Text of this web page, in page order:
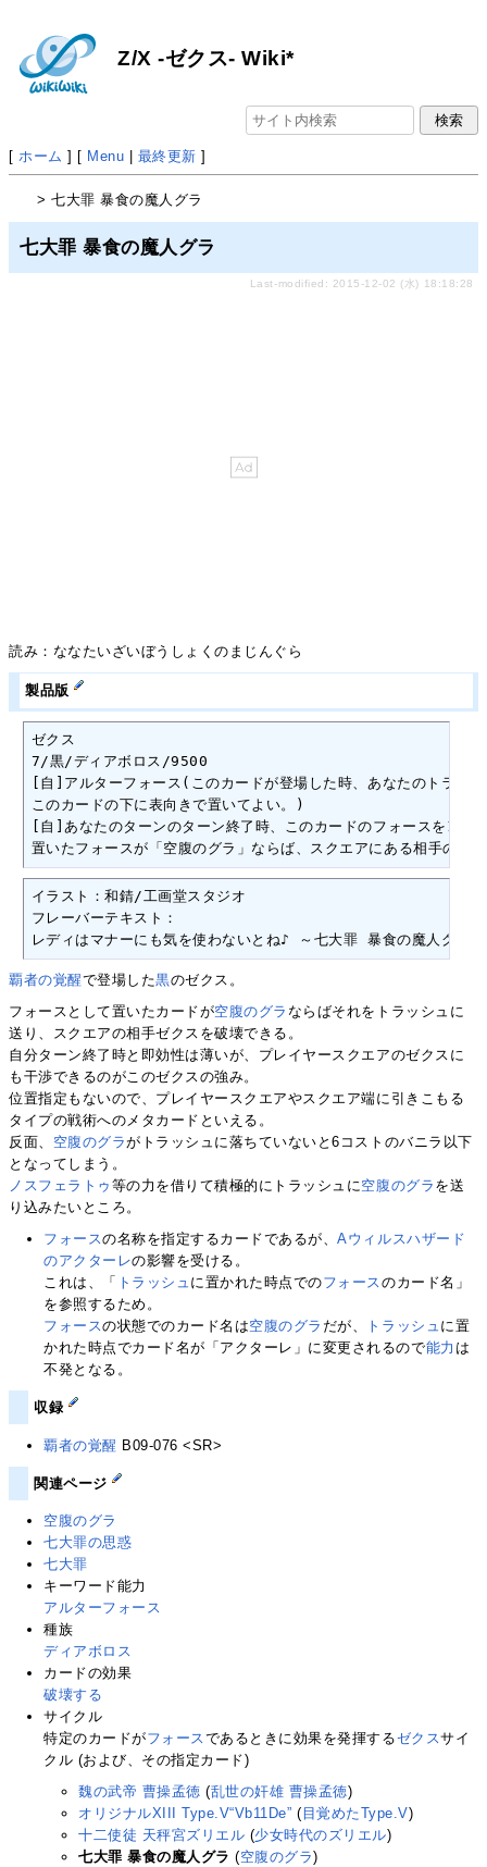
Z/X -ゼクス- Wiki*
[ ホーム ] [ Menu | 最終更新 ]
> 七大罪 暴食の魔人グラ
七大罪 暴食の魔人グラ
Last-modified: 2015-12-02 (水) 18:18:28
読み：ななたいざいぼうしょくのまじんぐら
製品版
ゼクス
7/黒/ディアボロス/9500
[自]アルターフォース(このカードが登場した時、あなたのトラッ
このカードの下に表向きで置いてよい。)
[自]あなたのターンのターン終了時、このカードのフォースを1枚
置いたフォースが「空腹のグラ」ならば、スクエアにある相手のゼ
イラスト：和錆/工画堂スタジオ
フレーバーテキスト：
レディはマナーにも気を使わないとね♪ ～七大罪 暴食の魔人グラ～
覇者の覚醒で登場した黒のゼクス。
フォースとして置いたカードが空腹のグラ ならばそれをトラッシュに
送り、スクエアの相手ゼクスを破壊できる。
自分ターン終了時と即効性は薄いが、プレイヤースクエアのゼクスに
も干渉できるのがこのゼクスの強み。
位置指定もないので、プレイヤースクエアやスクエア端に引きこもる
タイプの戦術へのメタカードといえる。
反面、 空腹のグラがトラッシュに落ちていないと6コストのバニラ以下
となってしまう。
ノスフェラトゥ 等の力を借りて積極的にトラッシュに空腹のグラ を送
り込みたいところ。
フォースの名称を指定するカードであるが、Aウィルスハザード
のアクターレの影響を受ける。
これは、「 トラッシュ に置かれた時点でのフォースのカード名」
を参照するため。
フォースの状態でのカード名は空腹のグラ だが、 トラッシュ に置
かれた時点でカード名が「アクターレ」に変更されるので能力 は
不発となる。
収録
覇者の覚醒 B09-076 <SR>
関連ページ
空腹のグラ
七大罪の思惑
七大罪
キーワード能力
アルターフォース
種族
ディアボロス
カードの効果
破壊する
サイクル
特定のカードがフォースであるときに効果を発揮するゼクスサイ
クル (および、その指定カード)
魏の武帝 曹操孟徳 (乱世の奸雄 曹操孟徳)
オリジナルXIII Type.V“Vb11De” ( 目覚めたType.V)
十二使徒 天秤宮ズリエル (少女時代のズリエル)
七大罪 暴食の魔人グラ (空腹のグラ)